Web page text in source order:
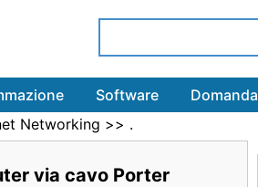
Software Domanda
Networking >> .
via cavo Porter